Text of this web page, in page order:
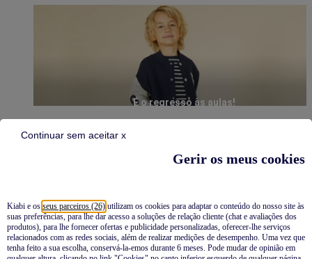
Gerir os meus cookies
Kiabi e os seus parceiros (26) utilizam os cookies para adaptar o conteúdo do nosso site às
suas preferências, para lhe dar acesso a soluções de relação cliente (chat e avaliações dos
produtos), para lhe fornecer ofertas e publicidade personalizadas, oferecer-lhe serviços
relacionados com as redes sociais, além de realizar medições de desempenho. Uma vez que
tenha feito a sua escolha, conservá-la-emos durante 6 meses. Pode mudar de opinião em
Continuar sem aceitar x
É o regresso às aulas!
Pijamas
Novidades